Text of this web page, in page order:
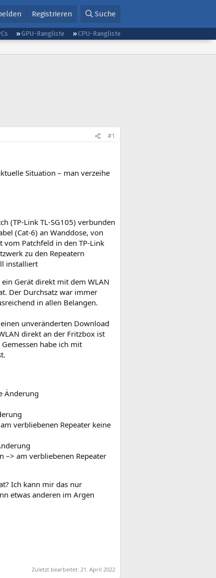
Registrieren Suche
GPU-Rangliste
CPU-Rangliste
#1
Situation – man verzeihe
(TP-Link TL-SG105) verbunden
(Cat-6) an Wanddose, von
Patchfeld in den TP-Link
zu den Repeatern
installiert
Gerät direkt mit dem WLAN
Der Durchsatz war immer
in allen Belangen.
unveränderten Download
direkt an der Fritzbox ist
habe ich mit
Änderung
verbliebenen Repeater keine
–> am verbliebenen Repeater
Ich kann mir das nur
etwas anderen im Argen
Zuletzt bearbeitet: 21. April 2022